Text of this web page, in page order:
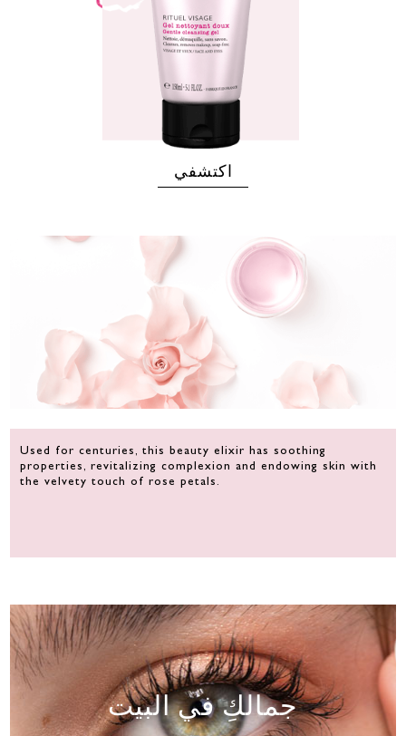
اكتشفي
Used for centuries, this beauty elixir has soothing
properties, revitalizing complexion and endowing skin with
the velvety touch of rose petals.
جمالكِ في البيت